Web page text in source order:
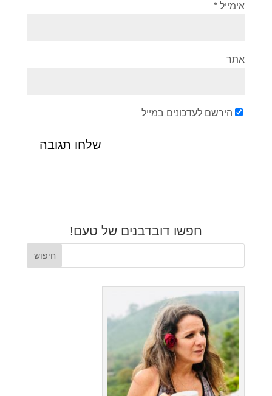
אימייל *
אתר
הירשם לעדכונים במייל
חפשו דובדבנים של טעם!